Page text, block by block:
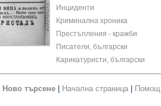
Инциденти
Криминална хроника
Престъпления - кражби
Писатели, български
Карикатуристи, български
Ново търсене Начална страница Помощ